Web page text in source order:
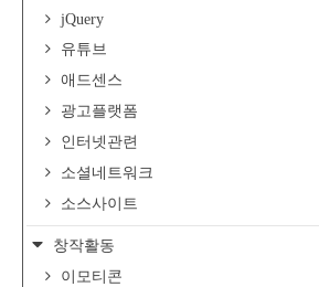
jQuery
유튜브
애드센스
광고플랫폼
인터넷관련
소셜네트워크
소스사이트
창작활동
이모티콘